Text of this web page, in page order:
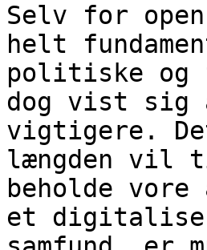
Selv for
helt
politiske og
dog vist sig
vigtigere.
længden vil
beholde
et